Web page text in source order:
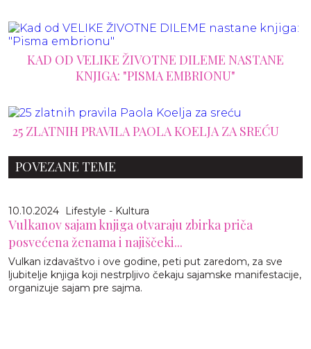
KAD OD VELIKE ŽIVOTNE DILEME NASTANE
KNJIGA: "PISMA EMBRIONU"
25 ZLATNIH PRAVILA PAOLA KOELJA ZA SREĆU
POVEZANE TEME
10.10.2024 Lifestyle - Kultura
Vulkanov sajam knjiga otvaraju zbirka priča
posvećena ženama i najiščeki...
Vulkan izdavaštvo i ove godine, peti put zaredom, za sve
ljubitelje knjiga koji nestrpljivo čekaju sajamske manifestacije,
organizuje sajam pre sajma.